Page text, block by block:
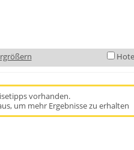
vorhanden.
um mehr Ergebnisse zu erhalten